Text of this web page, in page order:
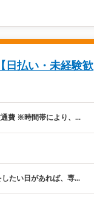
日払い・未経験歓
通費 ※時間帯により、...
したい日があれば、専...